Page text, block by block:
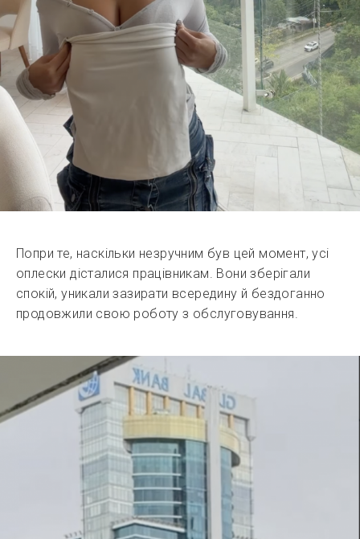
Попри те, наскільки незручним був цей момент, усі
оплески дісталися працівникам. Вони зберігали
спокій, уникали зазирати всередину й бездоганно
продовжили свою роботу з обслуговування.